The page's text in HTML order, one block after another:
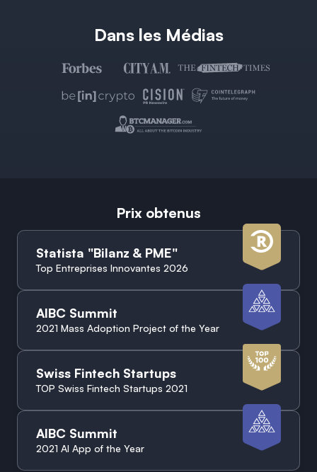
Dans les Médias
Prix obtenus
Statista "Bilanz & PME"
Top Entreprises Innovantes 2026
AIBC Summit
2021 Mass Adoption Project of the Year
Swiss Fintech Startups
TOP Swiss Fintech Startups 2021
AIBC Summit
2021 AI App of the Year